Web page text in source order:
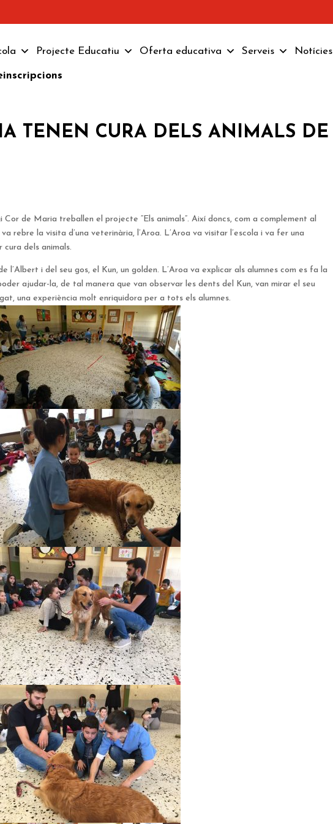
Projecte Educatiu Oferta educativa Serveis Notícies
TENEN CURA DELS ANIMALS DE
Cor de Maria treballen el projecte “Els animals”. Així doncs, com a complement al
rebre la visita d’una veterinària, l’Aroa. L’Aroa va visitar l’escola i va fer una
dels animals.
l’Albert i del seu gos, el Kun, un golden. L’Aroa va explicar als alumnes com es fa la
ajudar-la, de tal manera que van observar les dents del Kun, van mirar el seu
una experiència molt enriquidora per a tots els alumnes.